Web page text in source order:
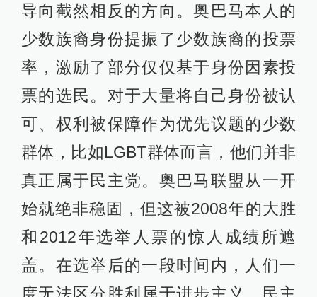
导向截然相反的方向。奥巴马本人的
少数族裔身份提振了少数族裔的投票
率，激励了部分仅仅基于身份因素投
票的选民。对于大量将自己身份被认
可、权利被保障作为优先议题的少数
群体，比如LGBT群体而言，他们并非
真正属于民主党。奥巴马联盟从一开
始就绝非稳固，但这被2008年的大胜
和2012年选举人票的惊人成绩所遮
盖。在选举后的一段时间内，人们一
度无法区分胜利属于进步主义、民主